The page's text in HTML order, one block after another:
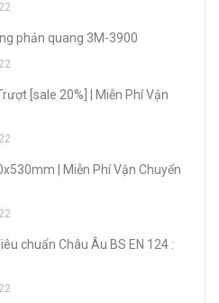
phản quang 3M-3900
[sale 20%] | Miễn Phí Vận
| Miễn Phí Vận Chuyển
chuẩn Châu Âu BS EN 124 :